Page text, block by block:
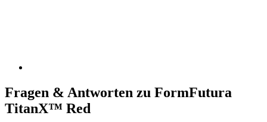
Fragen & Antworten zu FormFutura
TitanX™ Red